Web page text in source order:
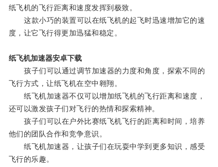
纸飞机的飞行距离和速度发挥到极致。
这款小巧的装置可以在纸飞机的起飞时迅速增加它的速
度，让它飞行得更加迅猛和稳定。
纸飞机加速器安卓下载
孩子们可以通过调节加速器的力度和角度，探索不同的
飞行方式，让纸飞机在空中翱翔。
纸飞机加速器不仅可以增加纸飞机的飞行距离和速度，
还可以激发孩子们对飞行的热情和探索精神。
孩子们可以在户外比赛纸飞机飞行的距离和时间，培养
他们的团队合作和竞争意识。
纸飞机加速器，让孩子们在玩耍中学到更多知识，感受
飞行的乐趣。